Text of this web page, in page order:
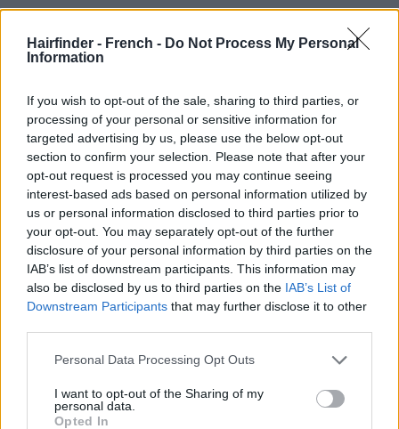
Hairfinder - French - Do Not Process My Personal
Information
If you wish to opt-out of the sale, sharing to third parties, or
processing of your personal or sensitive information for
targeted advertising by us, please use the below opt-out
section to confirm your selection. Please note that after your
opt-out request is processed you may continue seeing
interest-based ads based on personal information utilized by
us or personal information disclosed to third parties prior to
your opt-out. You may separately opt-out of the further
disclosure of your personal information by third parties on the
IAB’s list of downstream participants. This information may
also be disclosed by us to third parties on the IAB’s List of
Downstream Participants that may further disclose it to other
Personal Data Processing Opt Outs
I want to opt-out of the Sharing of my
personal data.
Opted In